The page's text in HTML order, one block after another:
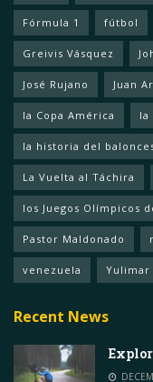
Fórmula 1 fútbol
Greivis Vásquez
José Rujano Juan
la Copa América la
la historia del
La Vuelta al Táchira
los Juegos Olímpicos
Pastor Maldonado
venezuela Yulimar
Recent News